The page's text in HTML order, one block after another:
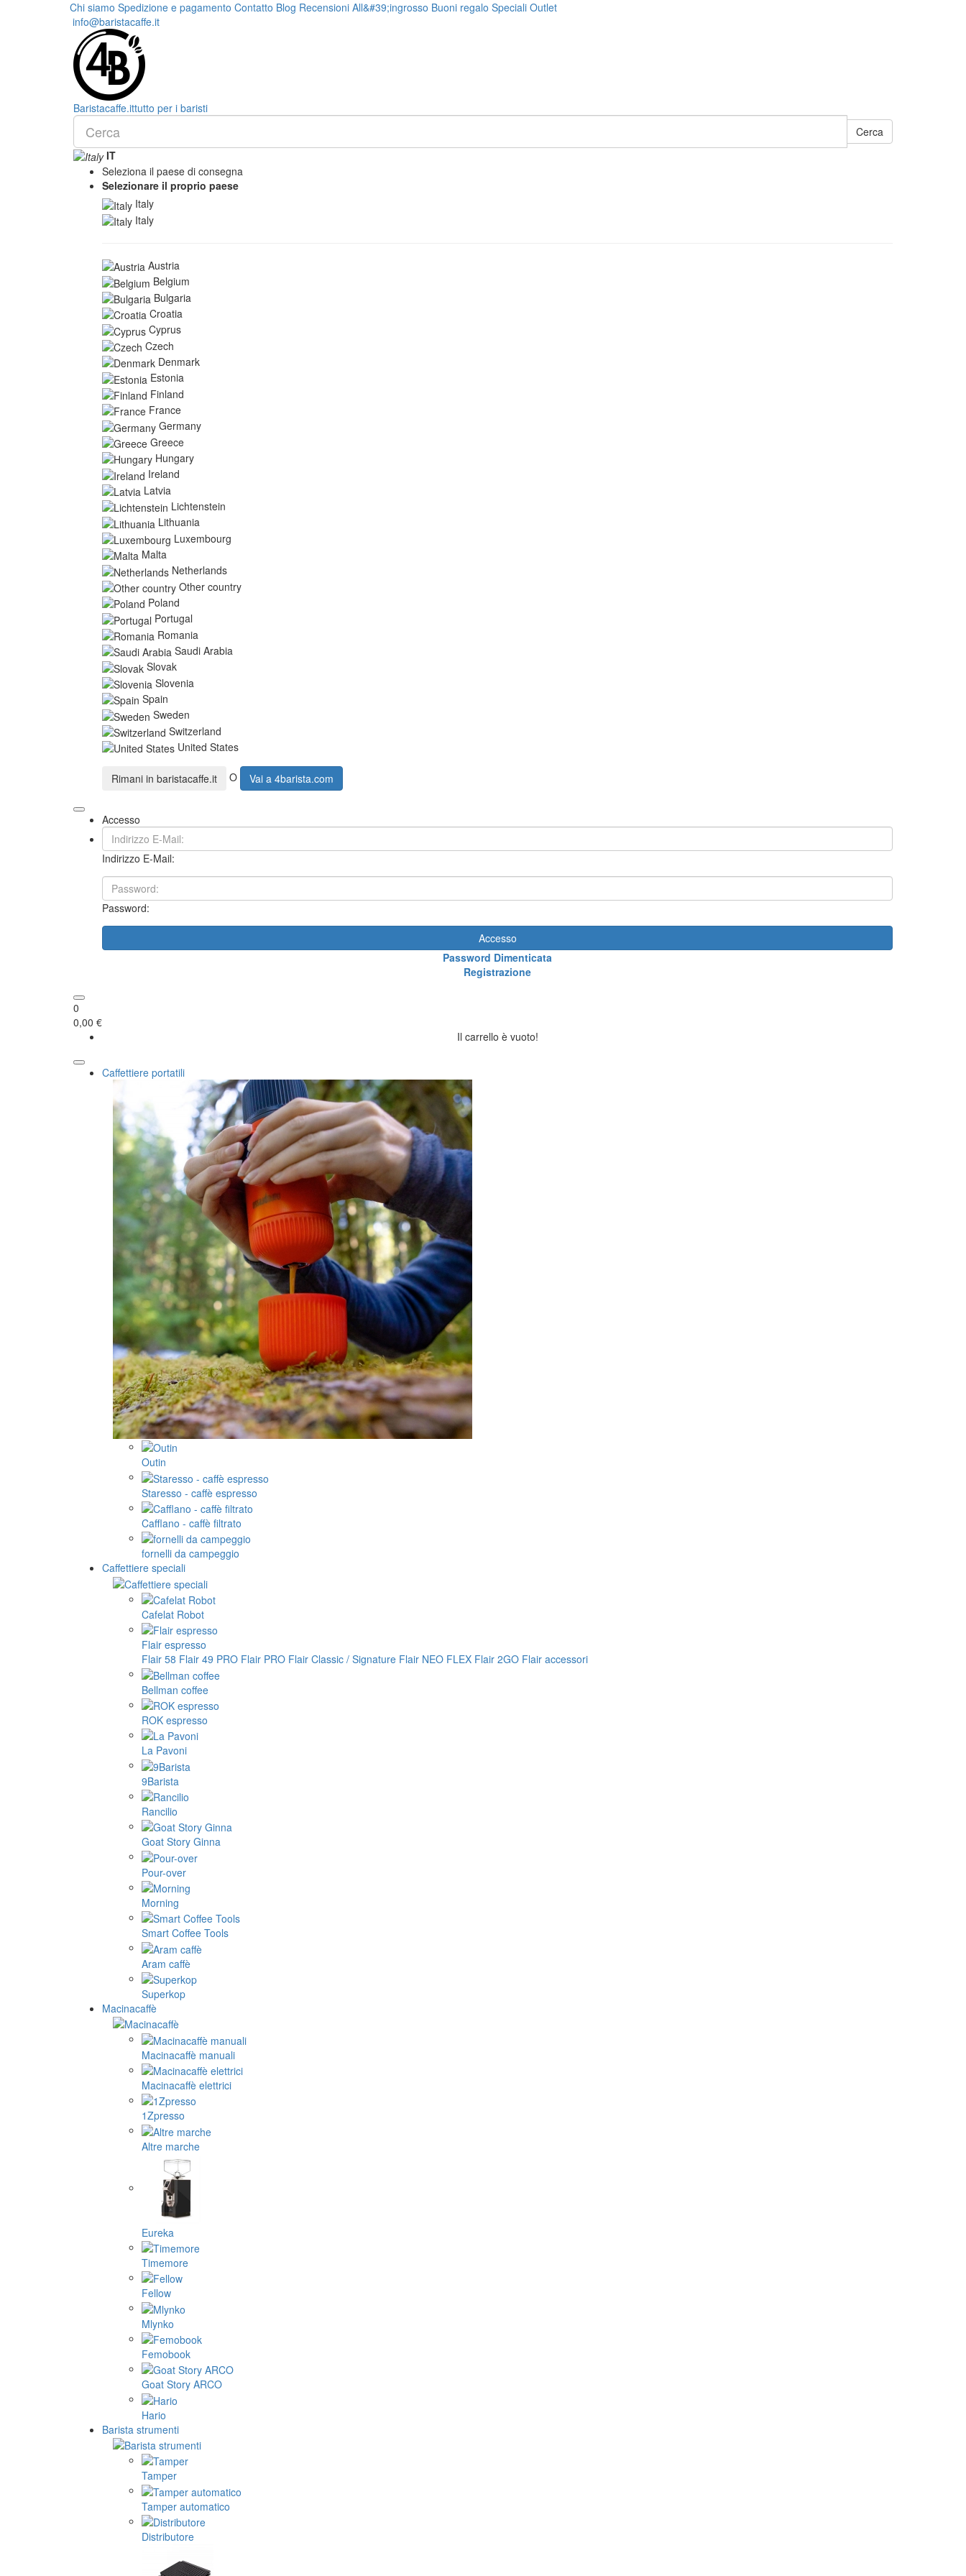
Chi siamo Spedizione e pagamento Contatto Blog Recensioni All&#39;ingrosso Buoni regalo Speciali Outlet
info@baristacaffe.it
Baristacaffe.ittutto per i baristi
Cerca
IT
Seleziona il paese di consegna
Selezionare il proprio paese
Italy
Italy
Austria
Belgium
Bulgaria
Croatia
Cyprus
Czech
Denmark
Estonia
Finland
France
Germany
Greece
Hungary
Ireland
Latvia
Lichtenstein
Lithuania
Luxembourg
Malta
Netherlands
Other country
Poland
Portugal
Romania
Saudi Arabia
Slovak
Slovenia
Spain
Sweden
Switzerland
United States
Rimani in baristacaffe.it O Vai a 4barista.com
Accesso
Indirizzo E-Mail:
Password:
Accesso
Password Dimenticata
Registrazione
0
0,00 €
Il carrello è vuoto!
Caffettiere portatili
Outin
Staresso - caffè espresso
Cafflano - caffè filtrato
fornelli da campeggio
Caffettiere speciali
Cafelat Robot
Flair espresso
Flair 58 Flair 49 PRO Flair PRO Flair Classic / Signature Flair NEO FLEX Flair 2GO Flair accessori
Bellman coffee
ROK espresso
La Pavoni
9Barista
Rancilio
Goat Story Ginna
Pour-over
Morning
Smart Coffee Tools
Aram caffè
Superkop
Macinacaffè
Macinacaffè manuali
Macinacaffè elettrici
1Zpresso
Altre marche
Eureka
Timemore
Fellow
Mlynko
Femobook
Goat Story ARCO
Hario
Barista strumenti
Tamper
Tamper automatico
Distributore